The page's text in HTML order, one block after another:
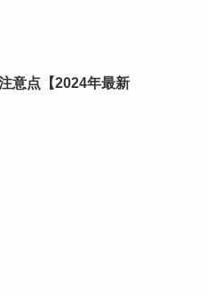
意点【2024年最新